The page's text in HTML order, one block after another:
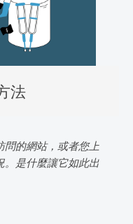
法
問的網站，或者您上
。是什麼讓它如此出